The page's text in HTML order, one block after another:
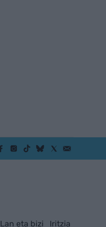
Lan eta bizi Iritzia